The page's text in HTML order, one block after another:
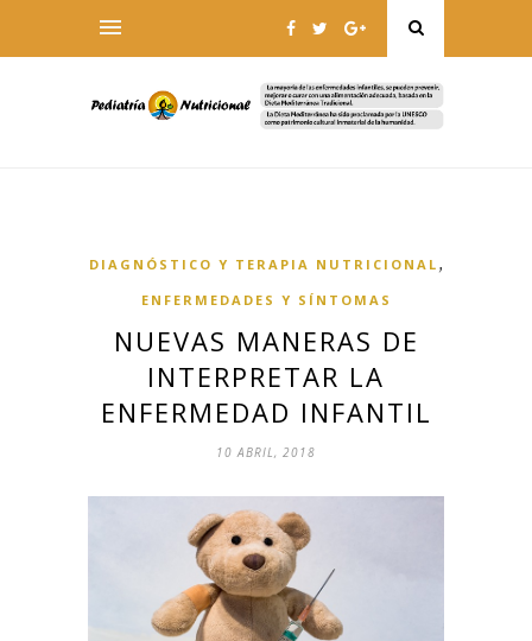
DIAGNÓSTICO Y TERAPIA NUTRICIONAL ,
ENFERMEDADES Y SÍNTOMAS
NUEVAS MANERAS DE
INTERPRETAR LA
ENFERMEDAD INFANTIL
10 ABRIL, 2018